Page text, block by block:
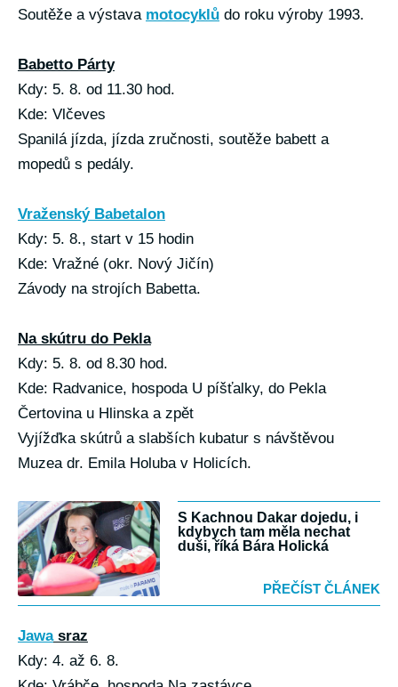
Soutěže a výstava motocyklů do roku výroby 1993.
Babetto Párty
Kdy: 5. 8. od 11.30 hod.
Kde: Vlčeves
Spanilá jízda, jízda zručnosti, soutěže babett a
mopedů s pedály.
Vraženský Babetalon
Kdy: 5. 8., start v 15 hodin
Kde: Vražné (okr. Nový Jičín)
Závody na strojích Babetta.
Na skútru do Pekla
Kdy: 5. 8. od 8.30 hod.
Kde: Radvanice, hospoda U píšťalky, do Pekla
Čertovina u Hlinska a zpět
Vyjížďka skútrů a slabších kubatur s návštěvou
Muzea dr. Emila Holuba v Holicích.
S Kachnou Dakar dojedu, i
kdybych tam měla nechat
duši, říká Bára Holická
PŘEČÍST ČLÁNEK
Jawasraz
Kdy: 4. až 6. 8.